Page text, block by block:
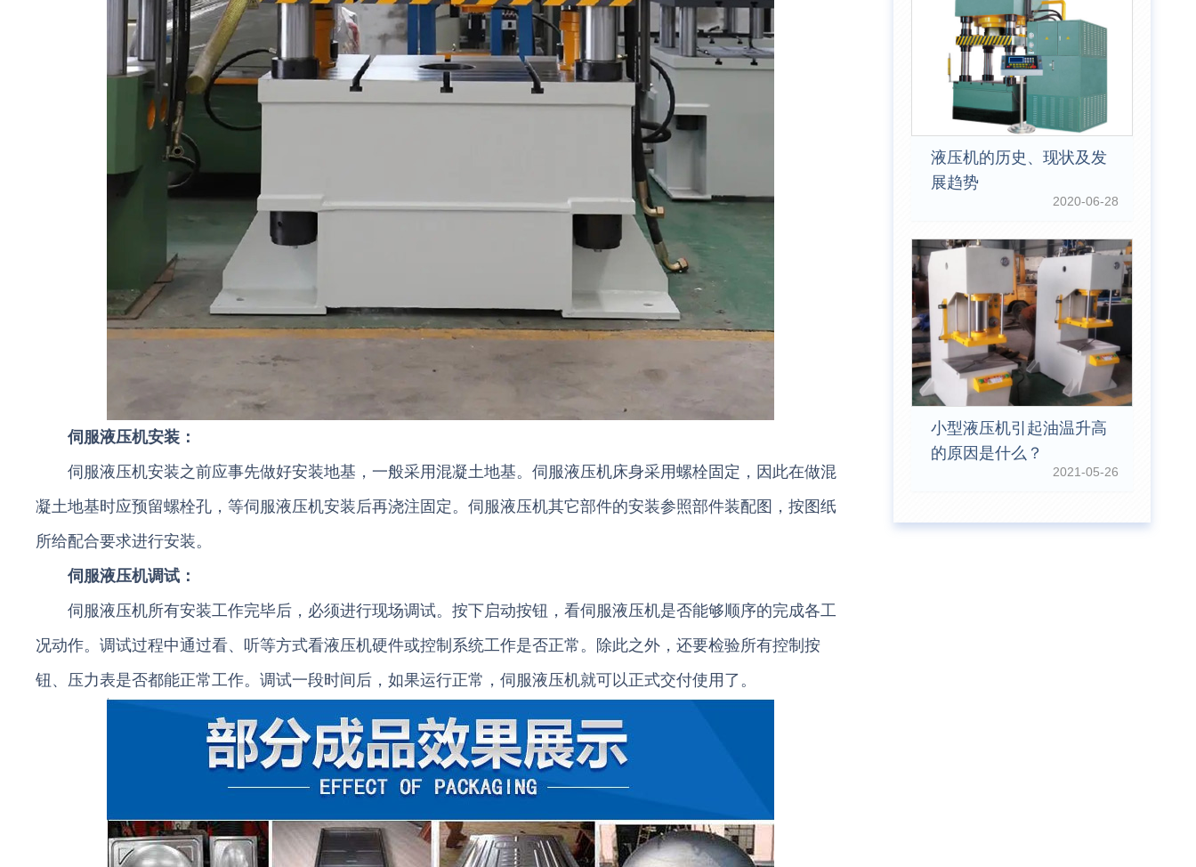
伺服液压机安装：
伺服液压机安装之前应事先做好安装地基，一般采用混凝土地基。伺服液压机床身采用螺栓固定，因此在做混
凝土地基时应预留螺栓孔，等伺服液压机安装后再浇注固定。伺服液压机其它部件的安装参照部件装配图，按图纸
所给配合要求进行安装。
伺服液压机调试：
伺服液压机所有安装工作完毕后，必须进行现场调试。按下启动按钮，看伺服液压机是否能够顺序的完成各工
况动作。调试过程中通过看、听等方式看液压机硬件或控制系统工作是否正常。除此之外，还要检验所有控制按
钮、压力表是否都能正常工作。调试一段时间后，如果运行正常，伺服液压机就可以正式交付使用了。
液压机的历史、现状及发
展趋势
2020-06-28
小型液压机引起油温升高
的原因是什么？
2021-05-26